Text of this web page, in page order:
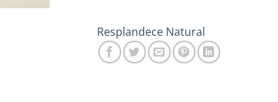
Resplandece Natural